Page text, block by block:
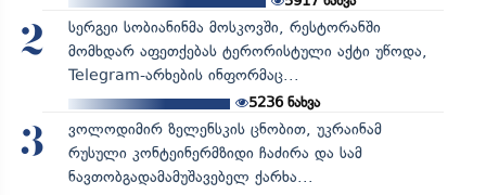
2
სერგეი სობიანინმა მოსკოვში, რესტორანში
მომხდარ აფეთქებას ტერორისტული აქტი უწოდა,
Telegram-არხების ინფორმაც...
5236ნახვა
3
ვოლოდიმირ ზელენსკის ცნობით, უკრაინამ
რუსული კონტეინერმზიდი ჩაძირა და სამ
ნავთობგადამამუშავებელ ქარხა...